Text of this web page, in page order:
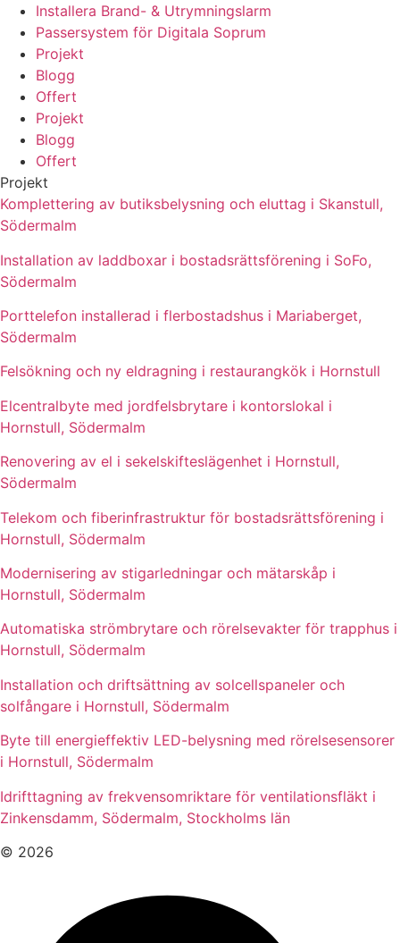
Installera Brand- & Utrymningslarm
Passersystem för Digitala Soprum
Projekt
Blogg
Offert
Projekt
Blogg
Offert
Projekt
Komplettering av butiksbelysning och eluttag i Skanstull,
Södermalm
Installation av laddboxar i bostadsrättsförening i SoFo,
Södermalm
Porttelefon installerad i flerbostadshus i Mariaberget,
Södermalm
Felsökning och ny eldragning i restaurangkök i Hornstull
Elcentralbyte med jordfelsbrytare i kontorslokal i
Hornstull, Södermalm
Renovering av el i sekelskifteslägenhet i Hornstull,
Södermalm
Telekom och fiberinfrastruktur för bostadsrättsförening i
Hornstull, Södermalm
Modernisering av stigarledningar och mätarskåp i
Hornstull, Södermalm
Automatiska strömbrytare och rörelsevakter för trapphus i
Hornstull, Södermalm
Installation och driftsättning av solcellspaneler och
solfångare i Hornstull, Södermalm
Byte till energieffektiv LED-belysning med rörelsesensorer
i Hornstull, Södermalm
Idrifttagning av frekvensomriktare för ventilationsfläkt i
Zinkensdamm, Södermalm, Stockholms län
© 2026